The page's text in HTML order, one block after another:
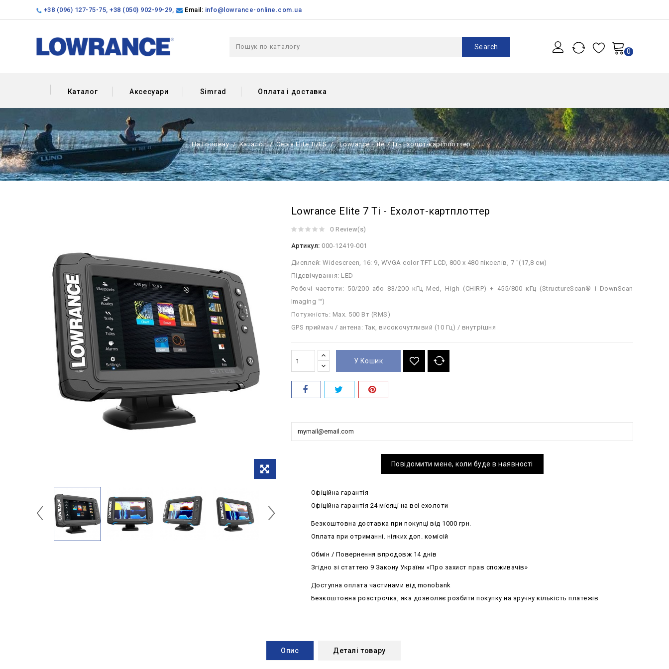
+38 (096) 127-75-75, +38 (050) 902-99-29, Email: info@lowrance-online.com.ua
0
Search
Каталог Аксесуари Simrad Оплата і доставка
На Головну Каталог Серія Elite Ti/FS Lowrance Elite 7 Ti - Ехолот-картплоттер
Lowrance Elite 7 Ti - Ехолот-картплоттер
0 Review(s)
Артикул: 000-12419-001
Дисплей: Widescreen, 16: 9, WVGA color TFT LCD, 800 x 480 пікселів, 7 "(17,8 см)
Підсвічування: LED
Робочі частоти: 50/200 або 83/200 кГц Med, High (CHIRP) + 455/800 кГц (StructureScan® і DownScan
Imaging ™)
Потужність: Мах. 500 Вт (RMS)
GPS приймач / антена: Так, високочутливий (10 Гц) / внутрішня
У Кошик
Повідомити мене, коли буде в наявності
Офіційна гарантія
Офіційна гарантія 24 місяці на всі ехолоти
Безкоштовна доставка при покупці від 1000 грн.
Оплата при отриманні. ніяких доп. комісій
Обмін / Повернення впродовж 14 днів
Згідно зі статтею 9 Закону України «Про захист прав споживачів»
Доступна оплата частинами від monobank
Безкоштовна розстрочка, яка дозволяє розбити покупку на зручну кількість платежів
Опис Деталі товару